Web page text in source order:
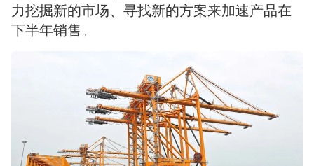
力挖掘新的市场、寻找新的方案来加速产品在
下半年销售。